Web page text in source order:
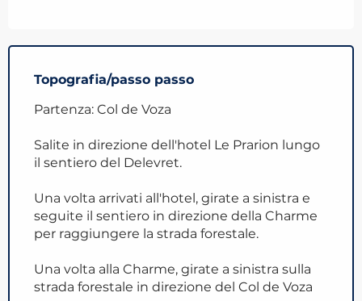
Topografia/passo passo
Partenza: Col de Voza
Salite in direzione dell'hotel Le Prarion lungo
il sentiero del Delevret.
Una volta arrivati all'hotel, girate a sinistra e
seguite il sentiero in direzione della Charme
per raggiungere la strada forestale.
Una volta alla Charme, girate a sinistra sulla
strada forestale in direzione del Col de Voza